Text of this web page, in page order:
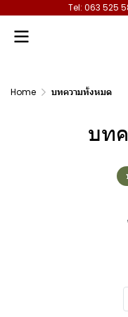
Tel: 063 525
Home บทความทั้งหมด
บท